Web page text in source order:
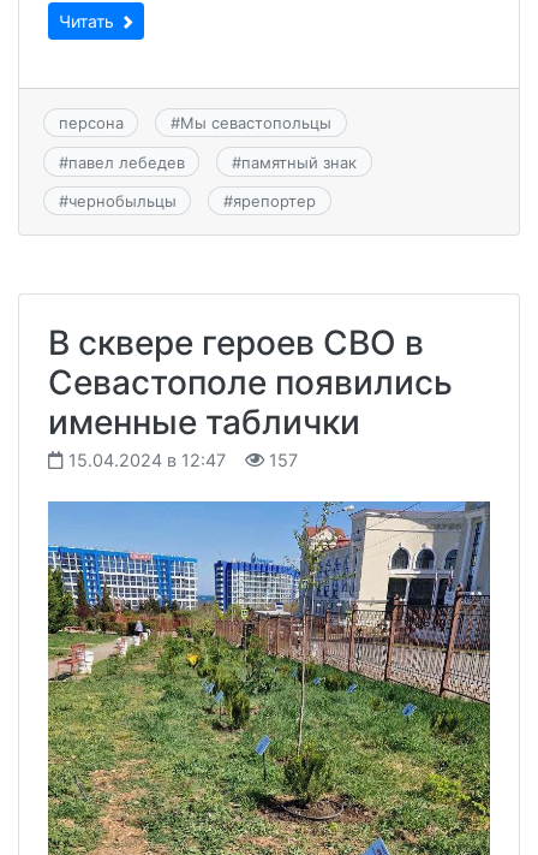
Читать
персона #Мы севастопольцы
#павел лебедев #памятный знак
#чернобыльцы #ярепортер
В сквере героев СВО в
Севастополе появились
именные таблички
15.04.2024 в 12:47 157